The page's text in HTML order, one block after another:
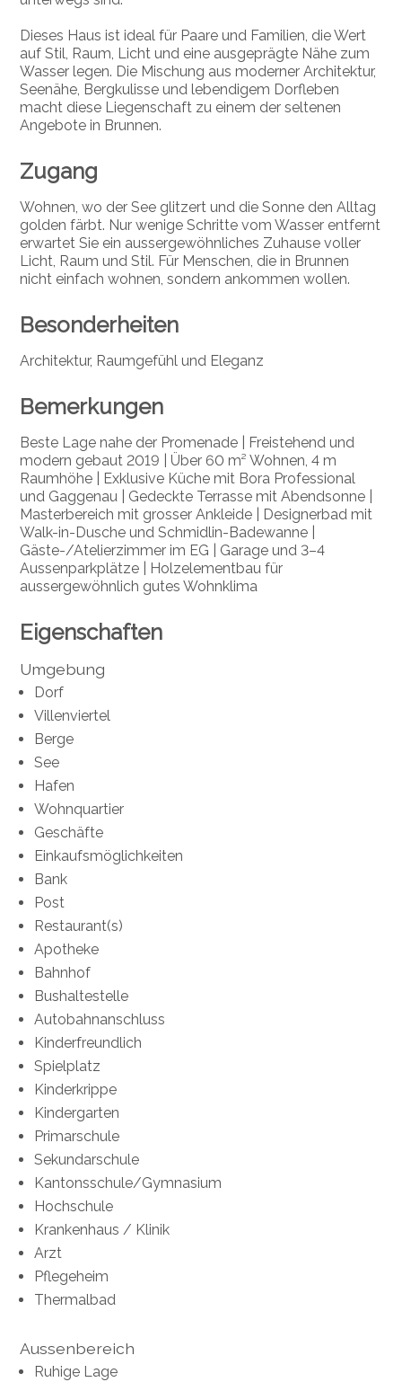
Dieses Haus ist ideal für Paare und Familien, die Wert
auf Stil, Raum, Licht und eine ausgeprägte Nähe zum
Wasser legen. Die Mischung aus moderner Architektur,
Seenähe, Bergkulisse und lebendigem Dorfleben
macht diese Liegenschaft zu einem der seltenen
Angebote in Brunnen.
Zugang
Wohnen, wo der See glitzert und die Sonne den Alltag
golden färbt. Nur wenige Schritte vom Wasser entfernt
erwartet Sie ein aussergewöhnliches Zuhause voller
Licht, Raum und Stil. Für Menschen, die in Brunnen
nicht einfach wohnen, sondern ankommen wollen.
Besonderheiten
Architektur, Raumgefühl und Eleganz
Bemerkungen
Beste Lage nahe der Promenade | Freistehend und
modern gebaut 2019 | Über 60 m² Wohnen, 4 m
Raumhöhe | Exklusive Küche mit Bora Professional
und Gaggenau | Gedeckte Terrasse mit Abendsonne |
Masterbereich mit grosser Ankleide | Designerbad mit
Walk-in-Dusche und Schmidlin-Badewanne |
Gäste-/Atelierzimmer im EG | Garage und 3–4
Aussenparkplätze | Holzelementbau für
aussergewöhnlich gutes Wohnklima
Eigenschaften
Umgebung
Dorf
Villenviertel
Berge
See
Hafen
Wohnquartier
Geschäfte
Einkaufsmöglichkeiten
Bank
Post
Restaurant(s)
Apotheke
Bahnhof
Bushaltestelle
Autobahnanschluss
Kinderfreundlich
Spielplatz
Kinderkrippe
Kindergarten
Primarschule
Sekundarschule
Kantonsschule/Gymnasium
Hochschule
Krankenhaus / Klinik
Arzt
Pflegeheim
Thermalbad
Aussenbereich
Ruhige Lage